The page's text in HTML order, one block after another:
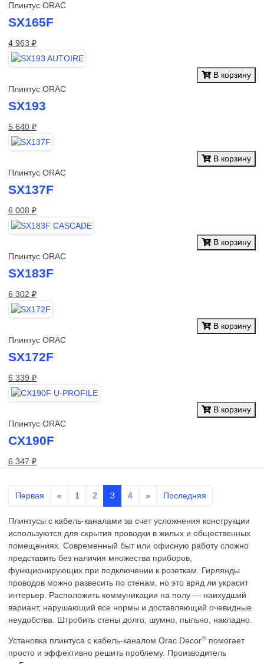
Плинтус ORAC
SX165F
4 963 ₽
В корзину
Плинтус ORAC
SX193
5 640 ₽
В корзину
Плинтус ORAC
SX137F
6 008 ₽
В корзину
Плинтус ORAC
SX183F
6 302 ₽
В корзину
Плинтус ORAC
SX172F
6 339 ₽
В корзину
Плинтус ORAC
CX190F
6 347 ₽
Первая « 1 2 3 4 » Последняя
Плинтусы с кабель-каналами за счет усложнения конструкции
используются для скрытия проводки в жилых и общественных
помещениях. Современный быт или офисную работу сложно
представить без наличия множества приборов,
функционирующих при подключении к розеткам. Гирлянды
проводов можно развесить по стенам, но это вряд ли украсит
интерьер. Расположить коммуникации на полу — наихудший
вариант, нарушающий все нормы и доставляющий очевидные
неудобства. Штробить стены долго, шумно, пыльно, накладно.
Установка плинтуса с кабель-каналом Orac Decor® помогает
просто и эффективно решить проблему. Производитель